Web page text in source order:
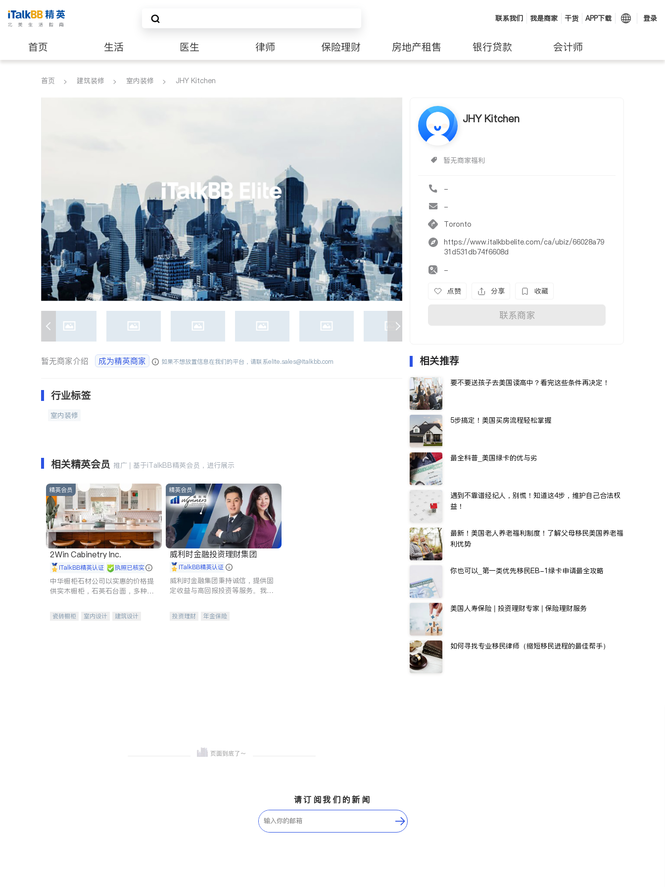
联系我们 我是商家 干货 APP下载 登录
首页 生活 医生 律师 保险理财 房地产租售 银行贷款 会计师
建筑装修
首页 建筑装修 室内装修 JHY Kitchen
JHY Kitchen
暂无商家福利
-
-
Toronto
https://www.italkbbelite.com/ca/ubiz/66028a79
31d531db74f6608d
-
点赞 分享 收藏
联系商家
暂无商家介绍 成为精英商家 如果不想放置信息在我们的平台，请联系elite.sales@italkbb.com
行业标签
室内装修
相关精英会员 推广 | 基于iTalkBB精英会员，进行展示
精英会员
2Win Cabinetry Inc.
iTalkBB精英认证 执照已核实
中华橱柜石材公司以实惠的价格提
供实木橱柜，石英石台面，多种优
机。品质厨房，家的选择。
瓷砖橱柜 室内设计
建筑设计
精英会员
威利时金融投资理财集团
iTalkBB精英认证
威利时金融集团秉持诚信，提供固
定收益与高回报投资等服务。我们
元化组合，助力客户实现目标
投资理财
年金保险
相关推荐
要不要送孩子去美国读高中？看完这些条件再决定！
5步搞定！美国买房流程轻松掌握
最全科普_美国绿卡的优与劣
遇到不靠谱经纪人，别慌！知道这4步，维护自己合法权
益！
最新！美国老人养老福利制度！了解父母移民美国养老福
利优势
你也可以_第一类优先移民EB-1绿卡申请最全攻略
美国人寿保险 | 投资理财专家 | 保险理财服务
如何寻找专业移民律师（缩短移民进程的最佳帮手）
请订阅我们的新闻